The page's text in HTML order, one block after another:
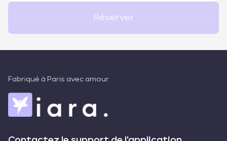
Réserver
Fabriqué à Paris avec amour